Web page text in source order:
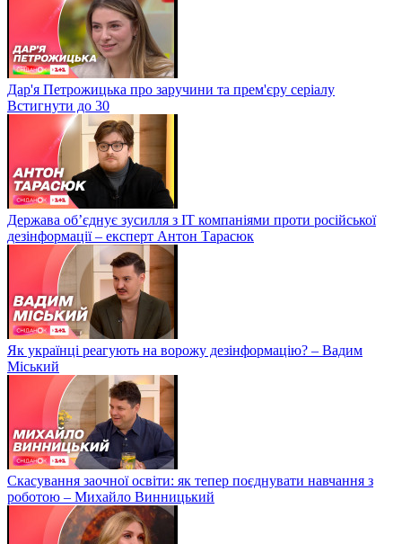
Дар'я Петрожицька про заручини та прем'єру серіалу
Встигнути до 30
Держава об’єднує зусилля з ІТ компаніями проти російської
дезінформації – експерт Антон Тарасюк
Як українці реагують на ворожу дезінформацію? – Вадим
Міський
Скасування заочної освіти: як тепер поєднувати навчання з
роботою – Михайло Винницький